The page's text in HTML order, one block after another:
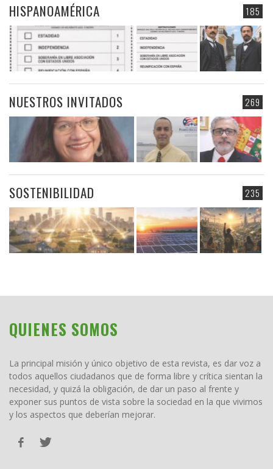
185
HISPANOAMÉRICA
269
NUESTROS INVITADOS
235
SOSTENIBILIDAD
QUIENES SOMOS
La principal misión y único objetivo de esta revista, es dar voz a
todos aquellos ciudadanos que de forma libre y crítica sientan la
necesidad, y quizá la obligación, de dar un paso al frente y
exponer sus puntos de vista sobre la sociedad en la que vivimos
y los aspectos que deberían mejorar.